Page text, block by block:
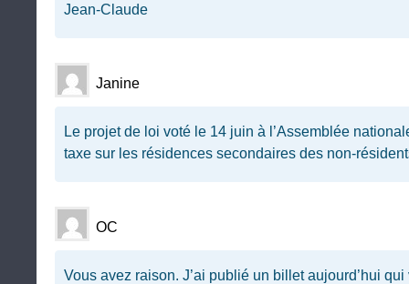
Jean-Claude
Janine
Le projet de loi voté le 14 juin à l’Assemblée
taxe sur les résidences secondaires des non-
OC
Vous avez raison. J’ai publié un billet aujourd’hui